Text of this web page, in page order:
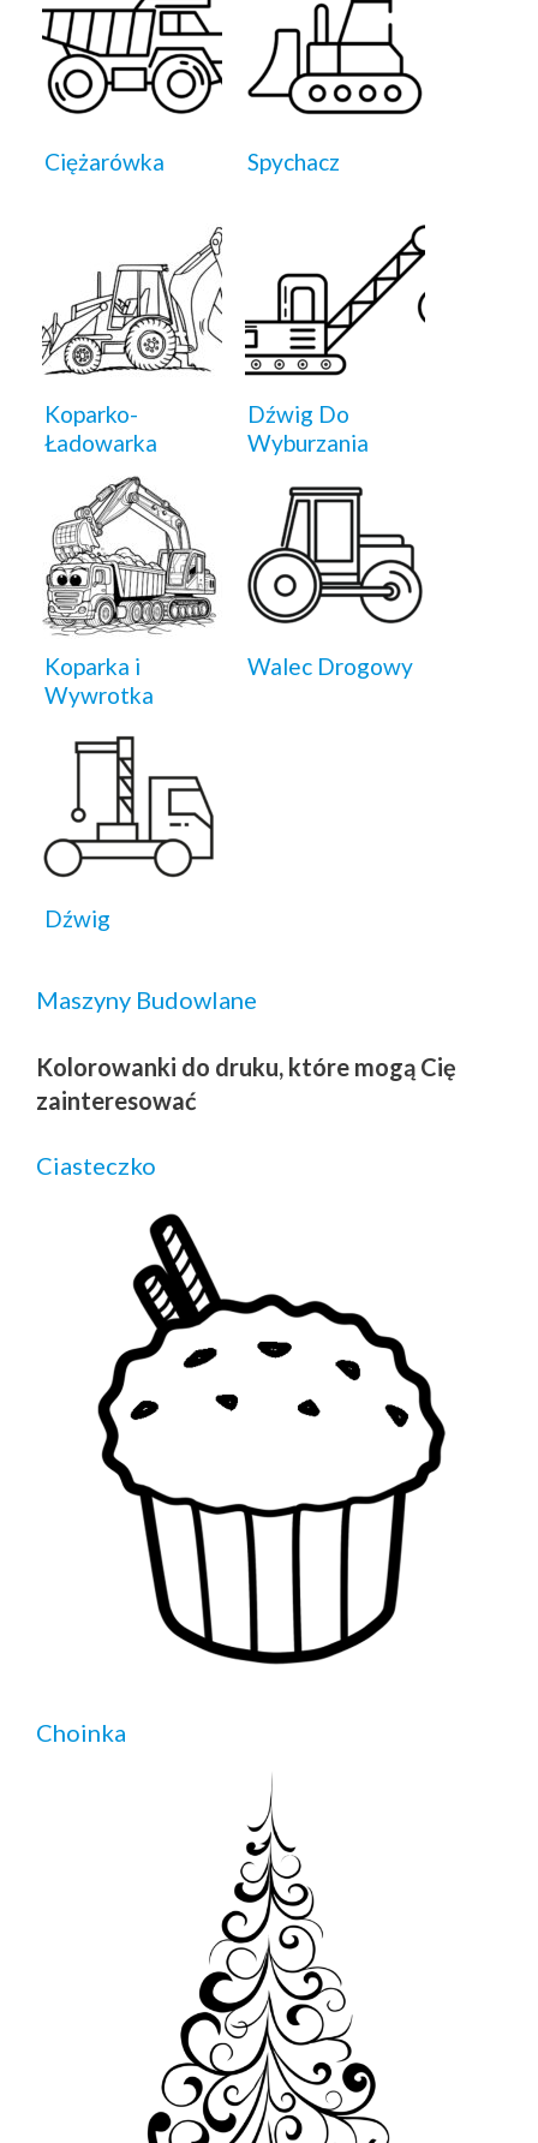
Ciężarówka Spychacz
Koparko-
Ładowarka
Dźwig Do
Wyburzania
Koparka i
Wywrotka
Walec Drogowy
Dźwig
Maszyny Budowlane
Kolorowanki do druku, które mogą Cię
zainteresować
Ciasteczko
Choinka